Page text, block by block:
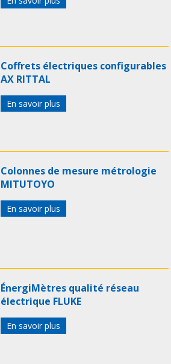
Coffrets électriques configurables
AX RITTAL
En savoir plus
Colonnes de mesure métrologie
MITUTOYO
En savoir plus
ÉnergiMètres qualité réseau
électrique FLUKE
En savoir plus